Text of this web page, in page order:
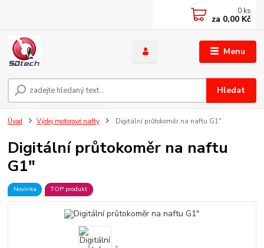
Menu
Hledat
0 ks
za 0,00 Kč
Úvod Výdej motorové nafty Digitální průtokoměr na naftu G1"
Digitální průtokoměr na naftu
G1"
Novinka TOP produkt